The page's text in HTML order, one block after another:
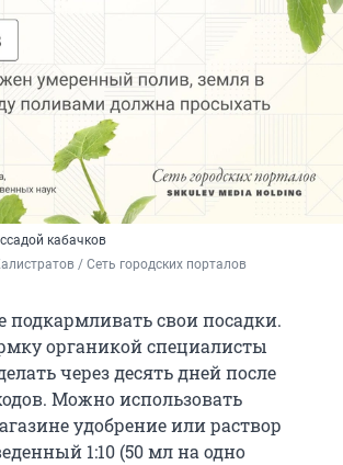
кабачков
/ Сеть городских порталов
подкармливать свои посадки.
органикой специалисты
через десять дней после
Можно использовать
удобрение или раствор
1:10 (50 мл на одно